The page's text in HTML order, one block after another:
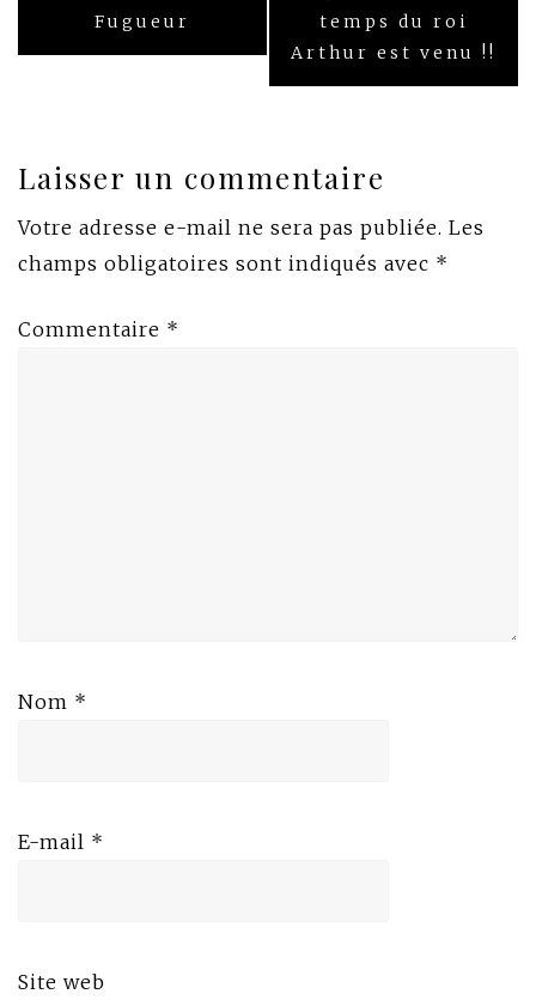
l’article
Fugueur
temps du roi
Arthur est venu !!
Laisser un commentaire
Votre adresse e-mail ne sera pas publiée. Les
champs obligatoires sont indiqués avec *
Commentaire *
Nom *
E-mail *
Site web